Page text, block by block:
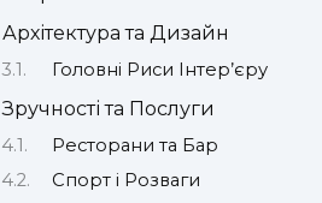
Архітектура та Дизайн
Головні Риси Інтер’єру
Зручності та Послуги
Ресторани та Бар
Спорт і Розваги